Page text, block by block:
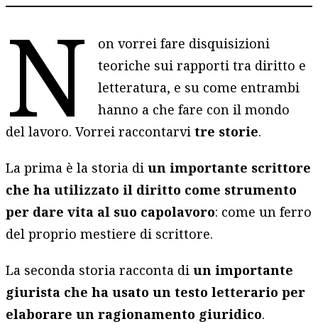
N
on vorrei fare disquisizioni
teoriche sui rapporti tra diritto e
letteratura, e su come entrambi
hanno a che fare con il mondo
del lavoro. Vorrei raccontarvitre storie.
La prima è la storia diun importante scrittore
che ha utilizzato il diritto come strumento
per dare vita al suo capolavoro: come un ferro
del proprio mestiere di scrittore.
La seconda storia racconta diun importante
giurista che ha usato un testo letterario per
elaborare un ragionamento giuridico.